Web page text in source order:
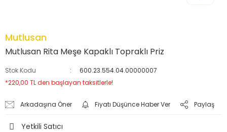
Mutlusan
Mutlusan Rita Meşe Kapaklı Topraklı Priz
Stok Kodu
600.23.554.04.00000007
*220,00 TL den başlayan taksitlerle!
Arkadaşına Öner Fiyatı Düşünce Haber Ver Paylaş
Yetkili Satıcı